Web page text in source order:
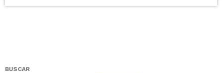
BUSCAR